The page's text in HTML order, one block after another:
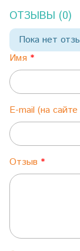
ОТЗЫВЫ (0)
Пока нет
Имя
E-mail (на
Отзыв